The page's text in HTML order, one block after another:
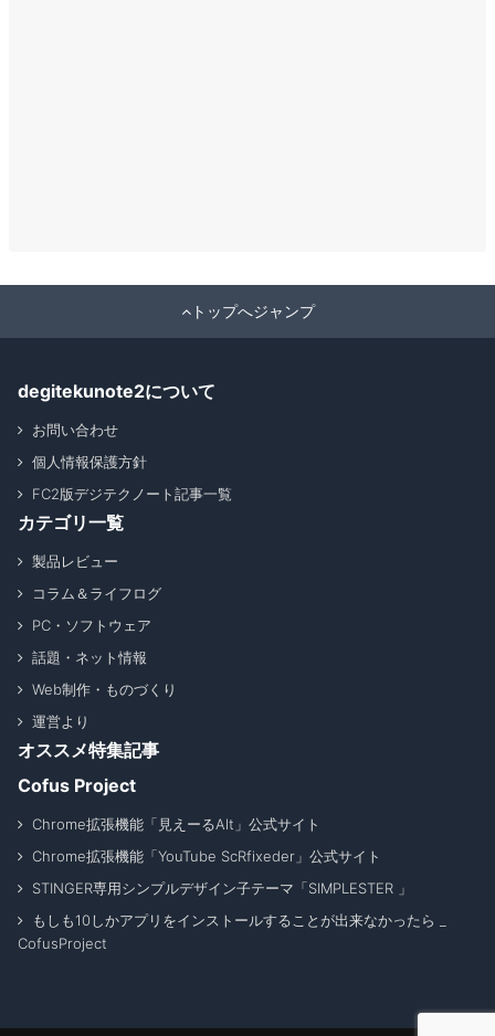
トップへジャンプ
degitekunote2について
お問い合わせ
個人情報保護方針
FC2版デジテクノート記事一覧
カテゴリ一覧
製品レビュー
コラム＆ライフログ
PC・ソフトウェア
話題・ネット情報
Web制作・ものづくり
運営より
オススメ特集記事
Cofus Project
Chrome拡張機能「見えーるAlt」公式サイト
Chrome拡張機能「YouTube ScRfixeder」公式サイト
STINGER専用シンプルデザイン子テーマ「SIMPLESTER 」
もしも10しかアプリをインストールすることが出来なかったら _
CofusProject